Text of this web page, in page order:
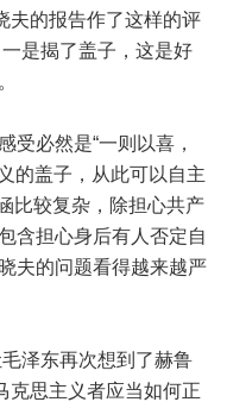
夫的报告作了这样的评
是揭了盖子，这是好
必然是“一则以喜，
的盖子，从此可以自主
比较复杂，除担心共产
含担心身后有人否定自
夫的问题看得越来越严
泽东再次想到了赫鲁
克思主义者应当如何正